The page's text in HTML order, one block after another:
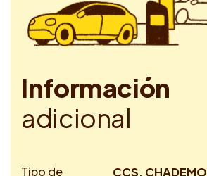
Información
adicional
Tipo de
CCS, CHADEMO